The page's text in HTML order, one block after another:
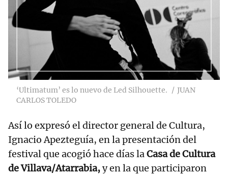
‘Ultimatum’ es lo nuevo de Led Silhouette.
JUAN
CARLOS TOLEDO
Así lo expresó el director general de Cultura,
Ignacio Apezteguía, en la presentación del
festival que acogió hace días laCasa de Cultura
de Villava/Atarrabia,y en la que participaron